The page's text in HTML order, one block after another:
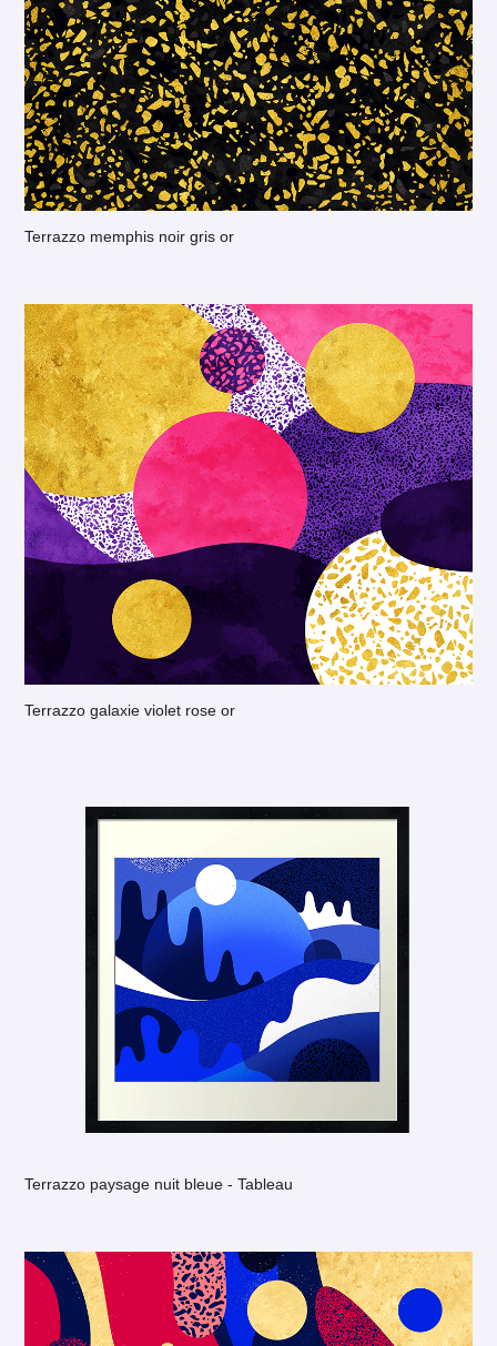
Terrazzo memphis noir gris or
Terrazzo galaxie violet rose or
Terrazzo paysage nuit bleue - Tableau